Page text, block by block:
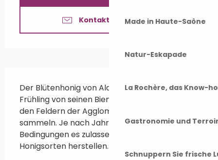
Made in Haute-Saône
Natur-Eskapade
La Rochère, das Know-
Gastronomie und
Schnuppern Sie frische
Kontaktieren Sie uns
Der Blütenhonig von Alain Roux wird jeden
Frühling von seinen Bienen produziert, die auf
den Feldern der Agglomeration Vesoul
sammeln. Je nach Jahr und wenn die
Bedingungen es zulassen, kann er auch andere
Honigsorten herstellen.